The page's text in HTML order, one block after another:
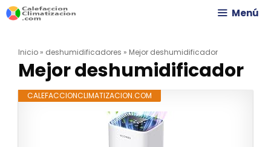
Saltar
contenido
Menú
Inicio » deshumidificadores » Mejor deshumidificador
Mejor deshumidificador
CALEFACCIONCLIMATIZACION.COM